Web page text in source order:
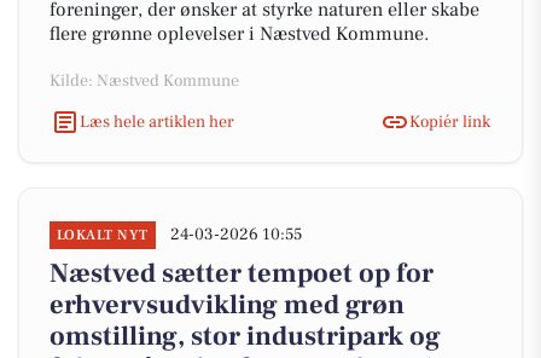
foreninger, der ønsker at styrke naturen eller skabe
flere grønne oplevelser i Næstved Kommune.
Kilde: Næstved Kommune
Læs hele artiklen her
Kopiér link
LOKALT NYT 24-03-2026 10:55
Næstved sætter tempoet op for
erhvervsudvikling med grøn
omstilling, stor industripark og